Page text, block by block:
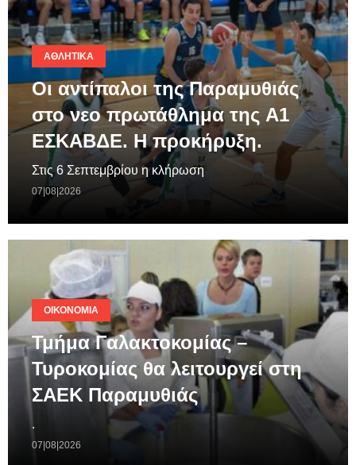
ΑΘΛΗΤΙΚΆ
Οι αντίπαλοι της Παραμυθιάς
στο νεο πρωτάθλημα της A1
ΕΣΚΑΒΔΕ. Η προκήρυξη.
Στις 6 Σεπτεμβρίου η κλήρωση
07|08|2026
ΟΙΚΟΝΟΜΊΑ
Τμήμα Γαλακτοκομίας –
Τυροκομίας θα λειτουργεί στη
ΣΑΕΚ Παραμυθιάς
.
07|08|2026